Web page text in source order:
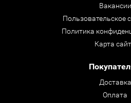
Вакансии
Пользовательское
Политика
Карта
Доставка
Оплата